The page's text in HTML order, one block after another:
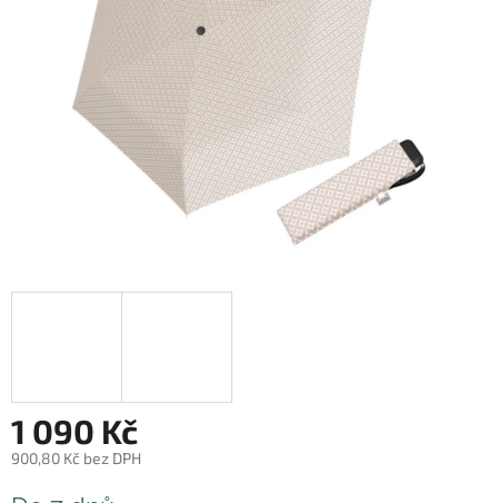
1 090 Kč
900,80 Kč bez DPH